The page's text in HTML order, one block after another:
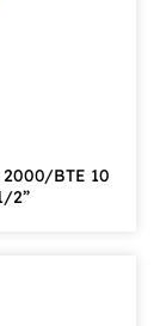
2000/BTE 10
2”